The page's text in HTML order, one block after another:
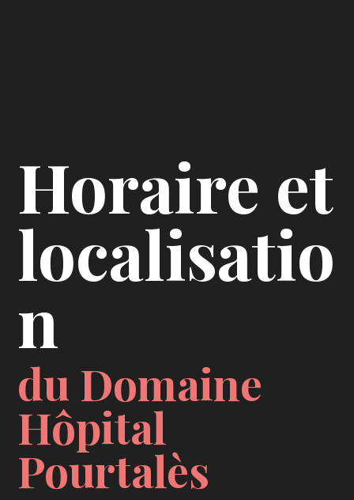
Horaire et
localisatio
n
du Domaine
Hôpital
Pourtalès